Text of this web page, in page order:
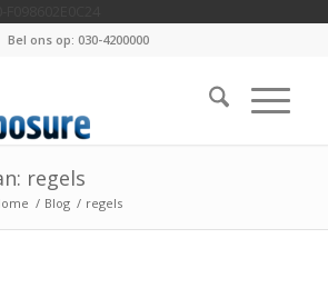
Bel ons op: 030-4200000
regels
/ Blog / regels